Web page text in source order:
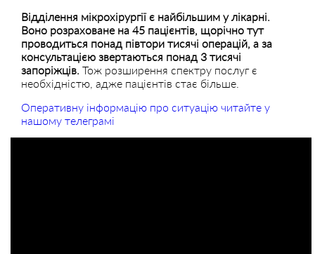
Відділення мікрохірургії є найбільшим у лікарні.
Воно розраховане на 45 пацієнтів, щорічно тут
проводиться понад півтори тисячі операцій, а за
консультацією звертаються понад 3 тисячі
запоріжців. Тож розширення спектру послуг є
необхідністю, адже пацієнтів стає більше.
Оперативну інформацію про ситуацію читайте у
нашому телеграмі